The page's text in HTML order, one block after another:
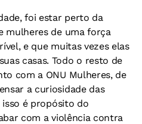
foi estar perto da
mulheres de uma força
e que muitas vezes elas
casas. Todo o resto de
com a ONU Mulheres, de
a curiosidade das
é propósito do
com a violência contra